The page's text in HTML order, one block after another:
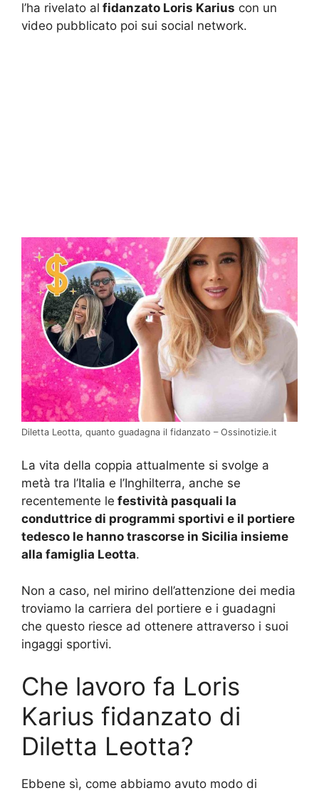
l’ha rivelato al fidanzato Loris Karius con un
video pubblicato poi sui social network.
Diletta Leotta, quanto guadagna il fidanzato – Ossinotizie.it
La vita della coppia attualmente si svolge a
metà tra l’Italia e l’Inghilterra, anche se
recentemente le festività pasquali la
conduttrice di programmi sportivi e il portiere
tedesco le hanno trascorse in Sicilia insieme
alla famiglia Leotta.
Non a caso, nel mirino dell’attenzione dei media
troviamo la carriera del portiere e i guadagni
che questo riesce ad ottenere attraverso i suoi
ingaggi sportivi.
Che lavoro fa Loris
Karius fidanzato di
Diletta Leotta?
Ebbene sì, come abbiamo avuto modo di